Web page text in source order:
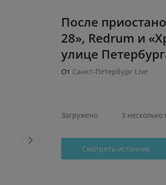
После
28», Redrum и
улице
От Санкт-Петербург Live
Загружено 3
Смотреть источник